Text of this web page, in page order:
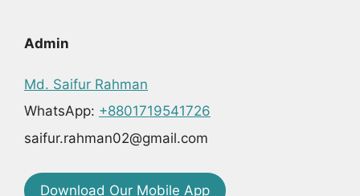
Admin
Md. Saifur Rahman
WhatsApp: +8801719541726
saifur.rahman02@gmail.com
Download Our Mobile App